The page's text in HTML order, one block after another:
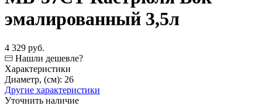
эмалированный 3,5л
4 329 руб.
Нашли дешевле?
Характеристики
Диаметр, (см): 26
Другие характеристики
Уточнить наличие